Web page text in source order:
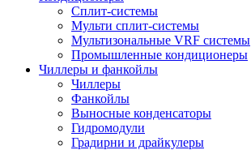
Сплит-системы
Мульти сплит-системы
Мультизональные VRF системы
Промышленные кондиционеры
Чиллеры и фанкойлы
Чиллеры
Фанкойлы
Выносные конденсаторы
Гидромодули
Градирни и драйкулеры